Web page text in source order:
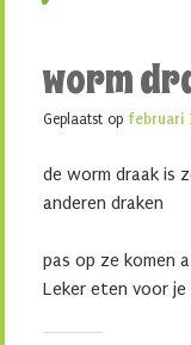
worm
Geplaatst op februari
de worm draak is
anderen draken
pas op ze komen
Leker eten voor je